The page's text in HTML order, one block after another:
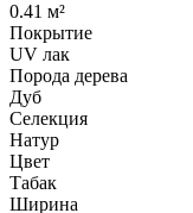
0.41 м²
Покрытие
UV лак
Порода дерева
Дуб
Селекция
Натур
Цвет
Табак
Ширина